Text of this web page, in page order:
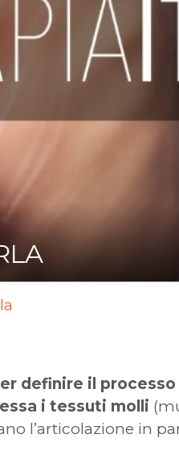
definire il
i tessuti molli
l’articolazione in